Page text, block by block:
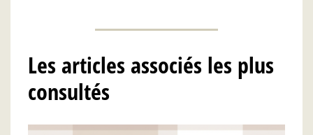
Les articles associés les plus
consultés